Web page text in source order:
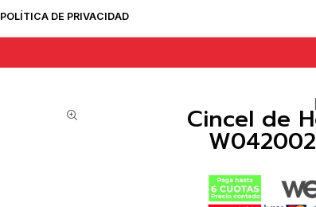
POLÍTICA DE PRIVACIDAD
Cincel de